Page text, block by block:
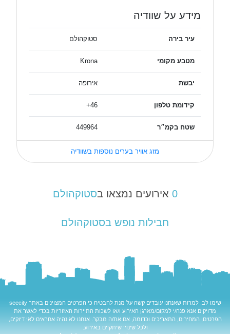
מידע על שוודיה
עיר בירה סטוקהולם
מטבע מקומי Krona
יבשת אירופה
קידומת טלפון 46+
שטח בקמ״ר 449964
מזג אוויר בערים נוספות בשוודיה
0 אירועים נמצאו בסטוקהולם
חבילות נופש בסטוקהולם
שימו לב, למרות שאנחנו עובדים קשה על מנת להבטיח כי הפרטים המצוינים באתרseecity
מדויקים אנא פנה/י למקום/מארגן האירוע ו/או לשכות התיירות האזוריות בכדי לאשר את
הפרטים, המחירים, התאריכים וכדומה, אם את/ה מבקר. אנחנו לא נהיה אחראים לאי דיוקים,
ולכל שינויי שיתקיים באירוע.